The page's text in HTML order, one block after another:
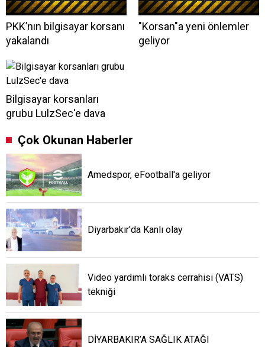
PKK’nın bilgisayar korsanı
yakalandı
"Korsan"a yeni önlemler
geliyor
Bilgisayar korsanları
grubu LulzSec'e dava
Çok Okunan Haberler
Amedspor, eFootball'a geliyor
Diyarbakır'da Kanlı olay
Video yardımlı toraks cerrahisi (VATS)
tekniği
DİYARBAKIR’A SAĞLIK ATAĞI